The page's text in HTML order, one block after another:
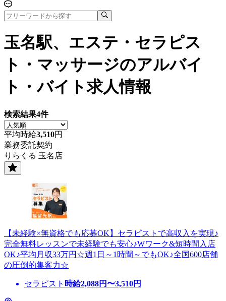
玉名駅、エステ・セラピス
ト・マッサージのアルバイ
ト・バイト求人情報
検索結果4件
平均時給3,510円
業務委託契約
りらくる 玉名店
【未経験×無資格でも応募OK】セラピストで高収入を実現♪
完全無料レッスンで未経験でも安心♪Wワーク&短時間入店
OK♪平均月収33万円☆週1日～1時間～でもOK♪全国600店舗
の圧倒的集客力☆
セラピスト 時給2,088円〜3,510円